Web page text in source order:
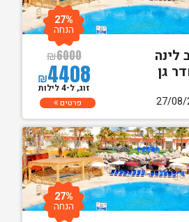
לינה
גן
₪6000
₪4408
27%
הנחה
זוג, ל-4 לילות
פרטים
27%
הנחה